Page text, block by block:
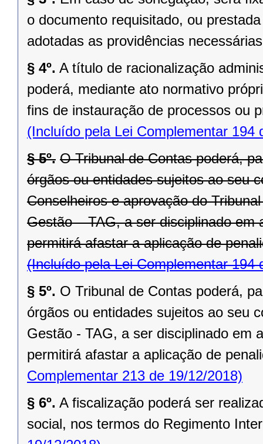
o documento requisitado, ou
adotadas as providências
§ 4º. A título de racionalização
poderá, mediante ato normativo
fins de instauração de processos ou
(Incluído pela Lei Complementar 194
§ 5º. O Tribunal de Contas poderá,
órgãos ou entidades sujeitos ao seu
Conselheiros e aprovação do
Gestão – TAG, a ser disciplinado
permitirá afastar a aplicação de
(Incluído pela Lei Complementar 194
§ 5º. O Tribunal de Contas poderá,
órgãos ou entidades sujeitos ao seu
Gestão - TAG, a ser disciplinado em
permitirá afastar a aplicação de
Complementar 213 de 19/12/2018)
§ 6º. A fiscalização poderá ser
social, nos termos do Regimento